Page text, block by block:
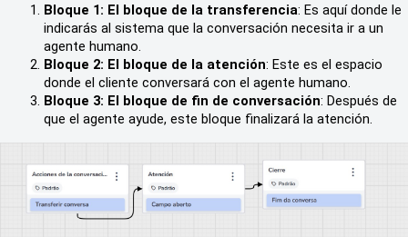
Bloque 1: El bloque de la transferencia: Es aquí donde le
indicarás al sistema que la conversación necesita ir a un
agente humano.
Bloque 2: El bloque de la atención: Este es el espacio
donde el cliente conversará con el agente humano.
Bloque 3: El bloque de fin de conversación: Después de
que el agente ayude, este bloque finalizará la atención.